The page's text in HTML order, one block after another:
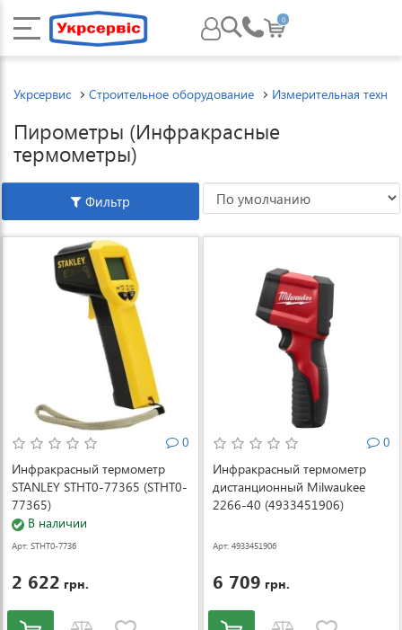
0
Укрсервис Строительное оборудование Измерительная
Пирометры (Инфракрасные
термометры)
Фильтр
0
Инфракрасный термометр
STANLEY STHT0-77365 (STHT0-
77365)
В наличии
Арт: STHT0-7736
2 622 грн.
0
Инфракрасный термометр
дистанционный Milwaukee
2266-40 (4933451906)
Арт: 4933451906
6 709 грн.